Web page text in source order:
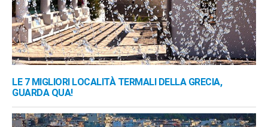
LE 7 MIGLIORI LOCALITÀ TERMALI DELLA GRECIA,
GUARDA QUA!